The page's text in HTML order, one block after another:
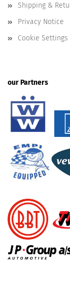
Shipping &
Privacy Notice
Cookie Settings
our Partners